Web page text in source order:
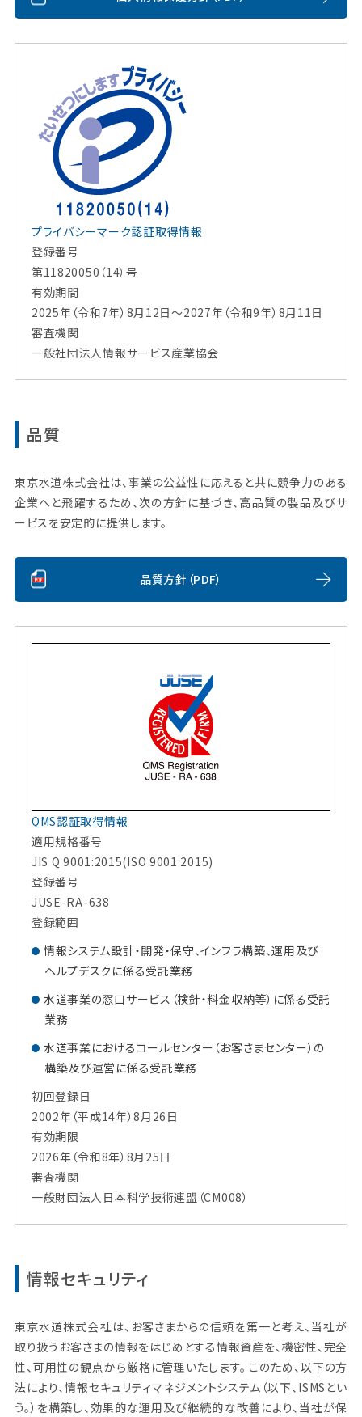
プライバシーマーク認証取得情報
登録番号
第11820050（14）号
有効期間
2025年（令和7年）8月12日～2027年（令和9年）8月11日
審査機関
一般社団法人情報サービス産業協会
品質
東京水道株式会社は、事業の公益性に応えると共に競争力のある
企業へと飛躍するため、次の方針に基づき、高品質の製品及びサ
ービスを安定的に提供します。
品質方針（PDF）
QMS認証取得情報
適用規格番号
JIS Q 9001:2015(ISO 9001:2015)
登録番号
JUSE-RA-638
登録範囲
情報システム設計・開発・保守、インフラ構築、運用及び
ヘルプデスクに係る受託業務
水道事業の窓口サービス（検針・料金収納等）に係る受託
業務
水道事業におけるコールセンター（お客さまセンター）の
構築及び運営に係る受託業務
初回登録日
2002年（平成14年）8月26日
有効期限
2026年（令和8年）8月25日
審査機関
一般財団法人日本科学技術連盟（CM008）
情報セキュリティ
東京水道株式会社は、お客さまからの信頼を第一と考え、当社が
取り扱うお客さまの情報をはじめとする情報資産を、機密性、完全
性、可用性の観点から厳格に管理いたします。 このため、以下の方
法により、情報セキュリティマネジメントシステム（以下、ISMSとい
う。）を構築し、効果的な運用及び継続的な改善により、当社が保